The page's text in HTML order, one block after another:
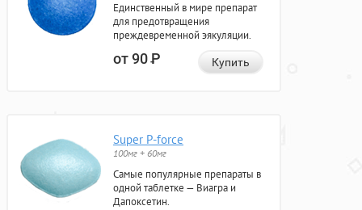
Единственный в мире препарат
для предотвращения
преждевременной эякуляции.
от 90Р Купить
Super P-force
100мг + 60мг
Самые популярные препараты в
одной таблетке — Виагра и
Дапоксетин.